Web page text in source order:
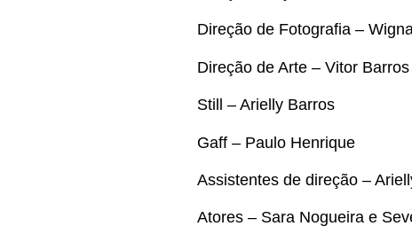
Direção de Fotografia –
Direção de Arte – Vitor Barros
Still – Arielly Barros
Gaff – Paulo Henrique
Assistentes de direção –
Atores – Sara Nogueira e